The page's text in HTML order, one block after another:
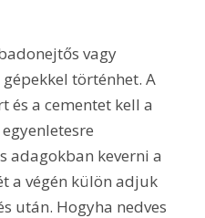
vagy
történhet. A
és a cementet kell a
adagokban keverni a
a végén külön adjuk
után. Hogyha nedves